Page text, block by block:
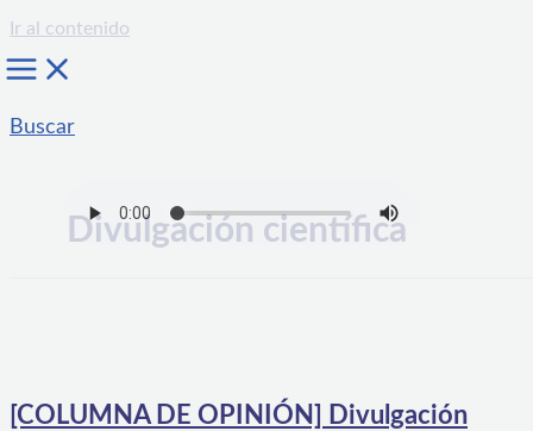
Ir al contenido
Buscar
Divulgación científica
[COLUMNA DE OPINIÓN] Divulgación